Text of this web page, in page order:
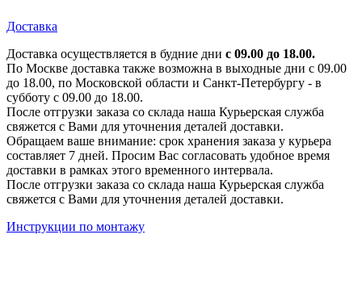
Доставка
Доставка осуществляется в будние дни с 09.00 до 18.00.
По Москве доставка также возможна в выходные дни с 09.00
до 18.00, по Московской области и Санкт-Петербургу - в
субботу с 09.00 до 18.00.
После отгрузки заказа со склада наша Курьерская служба
свяжется с Вами для уточнения деталей доставки.
Обращаем ваше внимание: срок хранения заказа у курьера
составляет 7 дней. Просим Вас согласовать удобное время
доставки в рамках этого временного интервала.
После отгрузки заказа со склада наша Курьерская служба
свяжется с Вами для уточнения деталей доставки.
Инструкции по монтажу